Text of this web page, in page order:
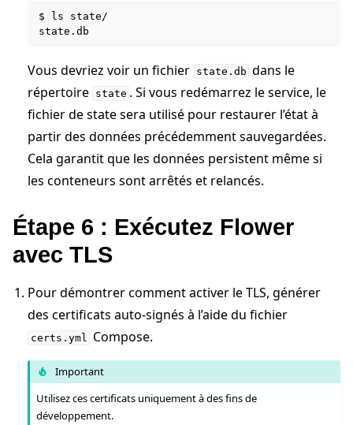
$ ls
state/
Vous devriez voir un fichier state.db dans le
répertoire state . Si vous redémarrez le service, le
fichier de state sera utilisé pour restaurer l’état à
partir des données précédemment sauvegardées.
Cela garantit que les données persistent même si
les conteneurs sont arrêtés et relancés.
Étape 6 : Exécutez Flower
avec TLS
Pour démontrer comment activer le TLS, générer
des certificats auto-signés à l’aide du fichier
certs.yml Compose.
Important
Utilisez ces certificats uniquement à des fins de
développement.